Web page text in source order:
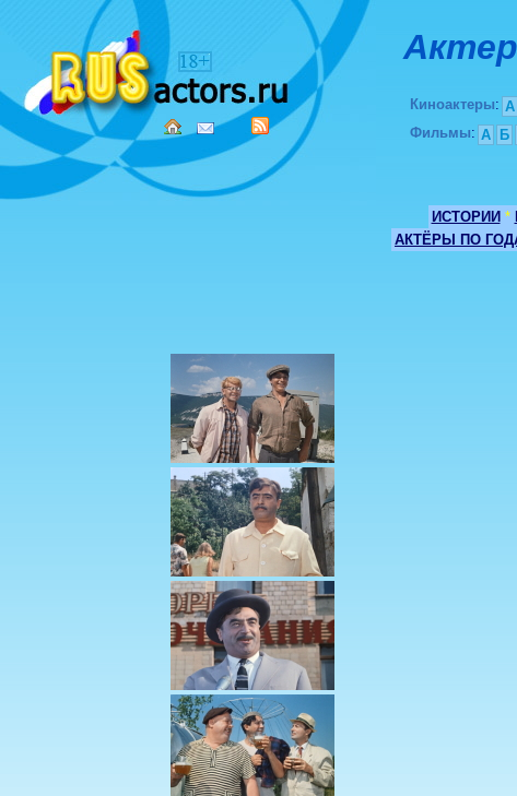
Киноактеры: А
Фильмы: А Б
ИСТОРИИ *
АКТЁРЫ ПО